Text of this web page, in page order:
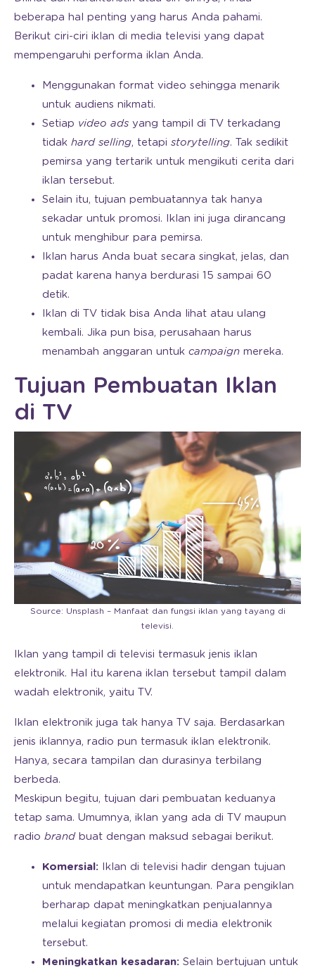
beberapa hal penting yang harus Anda pahami.
Berikut ciri-ciri iklan di media televisi yang dapat
mempengaruhi performa iklan Anda.
Menggunakan format video sehingga menarik
untuk audiens nikmati.
Setiap video ads yang tampil di TV terkadang
tidak hard selling, tetapi storytelling. Tak sedikit
pemirsa yang tertarik untuk mengikuti cerita dari
iklan tersebut.
Selain itu, tujuan pembuatannya tak hanya
sekadar untuk promosi. Iklan ini juga dirancang
untuk menghibur para pemirsa.
Iklan harus Anda buat secara singkat, jelas, dan
padat karena hanya berdurasi 15 sampai 60
detik.
Iklan di TV tidak bisa Anda lihat atau ulang
kembali. Jika pun bisa, perusahaan harus
menambah anggaran untuk campaign mereka.
Tujuan Pembuatan Iklan
di TV
Source: Unsplash – Manfaat dan fungsi iklan yang tayang di
televisi.
Iklan yang tampil di televisi termasuk jenis iklan
elektronik. Hal itu karena iklan tersebut tampil dalam
wadah elektronik, yaitu TV.
Iklan elektronik juga tak hanya TV saja. Berdasarkan
jenis iklannya, radio pun termasuk iklan elektronik.
Hanya, secara tampilan dan durasinya terbilang
berbeda.
Meskipun begitu, tujuan dari pembuatan keduanya
tetap sama. Umumnya, iklan yang ada di TV maupun
radio brand buat dengan maksud sebagai berikut.
Komersial: Iklan di televisi hadir dengan tujuan
untuk mendapatkan keuntungan. Para pengiklan
berharap dapat meningkatkan penjualannya
melalui kegiatan promosi di media elektronik
tersebut.
Meningkatkan kesadaran: Selain bertujuan untuk